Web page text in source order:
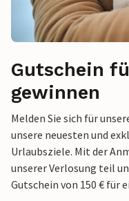
Gutschein
gewinnen
Melden Sie sich für
unsere neuesten und
Urlaubsziele. Mit der
unserer Verlosung teil
Gutschein von 150 € für